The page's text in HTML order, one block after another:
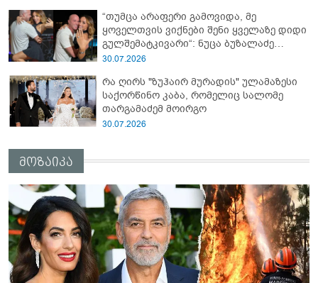
“თუმცა არაფერი გამოვიდა, მე
ყოველთვის ვიქნები შენი ყველაზე დიდი
გულშემატკივარი“: ნუცა ბუზალაძე
რჩეულს დაშორდა?
30.07.2026
რა ღირს "ზუჰაირ მურადის" ულამაზესი
საქორწინო კაბა, რომელიც სალომე
თარგამაძემ მოირგო
30.07.2026
მოზაიკა